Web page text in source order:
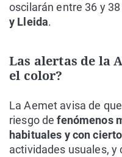
oscilarán entre 36 y
y Lleida.
Las alertas de la
el color?
La Aemet avisa de
riesgo defenómenos
habituales y con
actividades usuales, y